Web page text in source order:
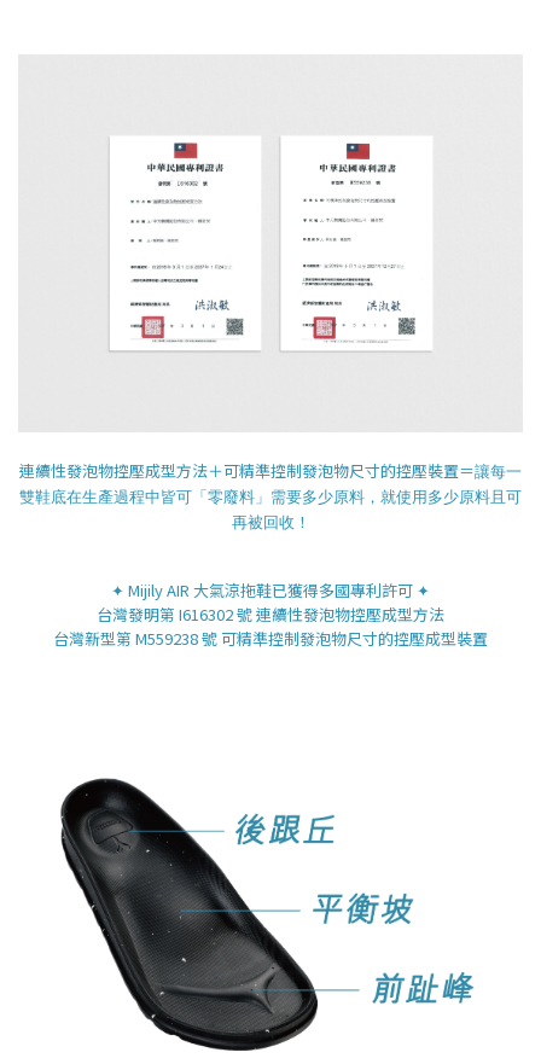
連續性發泡物控壓成型方法＋可精準控制發泡物尺寸的控壓裝置＝讓每一
雙鞋底在生產過程中皆可「零廢料」需要多少原料，就使用多少原料且可
再被回收！
✦ Mijily AIR 大氣涼拖鞋已獲得多國專利許可 ✦
台灣發明第 I616302 號 連續性發泡物控壓成型方法
台灣新型第 M559238 號 可精準控制發泡物尺寸的控壓成型裝置